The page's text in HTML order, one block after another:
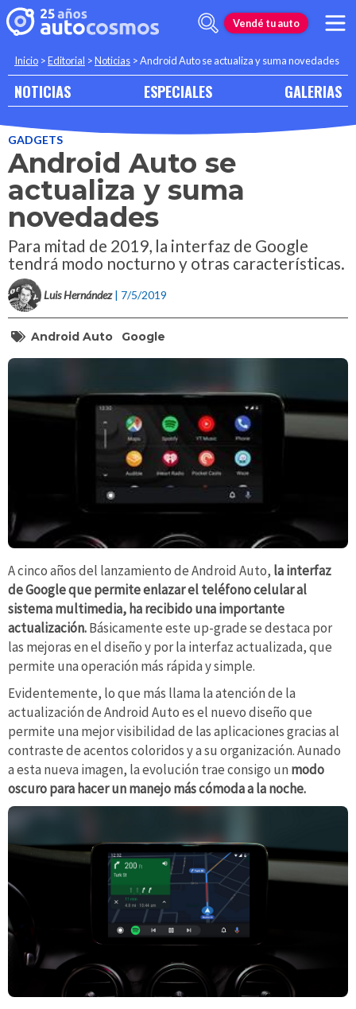
Vendé tu auto
Inicio >Editorial >Noticias >Android Auto se actualiza y suma novedades
NOTICIAS ESPECIALES GALERIAS
GADGETS
Android Auto se
actualiza y suma
novedades
Para mitad de 2019, la interfaz de Google
tendrá modo nocturno y otras características.
Luis Hernández | 7/5/2019
Android Auto Google
A cinco años del lanzamiento de Android Auto, la interfaz
de Google que permite enlazar el teléfono celular al
sistema multimedia, ha recibido una importante
actualización.Básicamente este up-grade se destaca por
las mejoras en el diseño y por la interfaz actualizada, que
permite una operación más rápida y simple.
Evidentemente, lo que más llama la atención de la
actualización de Android Auto es el nuevo diseño que
permite una mejor visibilidad de las aplicaciones gracias al
contraste de acentos coloridos y a su organización. Aunado
a esta nueva imagen, la evolución trae consigo un modo
oscuro para hacer un manejo más cómoda a la noche.